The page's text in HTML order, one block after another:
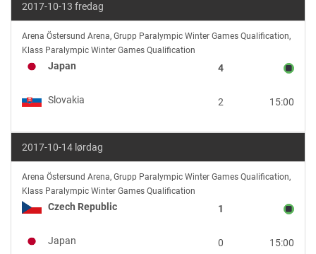
2017-10-13 fredag
Japan
vs
Slovakia
Arena Östersund Arena, Grupp Paralympic Winter Games Qualification,
Klass Paralympic Winter Games Qualification
Japan 4
Slovakia 15:00
2
2017-10-14 lørdag
Czech
Republic
vs
Arena Östersund Arena, Grupp Paralympic Winter Games Qualification,
Klass Paralympic Winter Games Qualification
Czech Republic 1
Japan 15:00
0